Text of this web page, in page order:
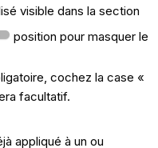
visible dans la section
position pour masquer le
cochez la case «
facultatif.
appliqué à un ou